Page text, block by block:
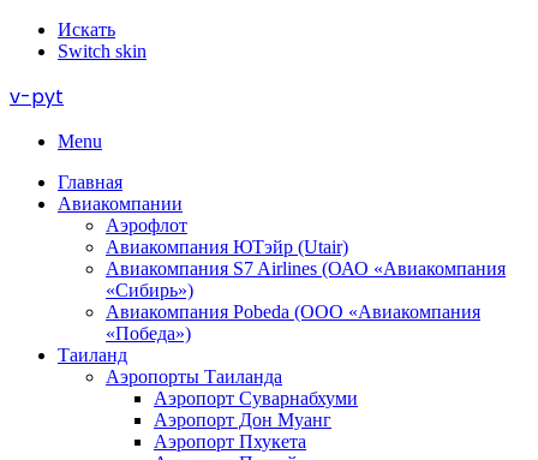
Искать
Switch skin
v-pyt
Menu
Главная
Авиакомпании
Аэрофлот
Авиакомпания ЮТэйр (Utair)
Авиакомпания S7 Airlines (ОАО «Авиакомпания
«Сибирь»)
Авиакомпания Pobeda (ООО «Авиакомпания
«Победа»)
Таиланд
Аэропорты Таиланда
Аэропорт Суварнабхуми
Аэропорт Дон Муанг
Аэропорт Пхукета